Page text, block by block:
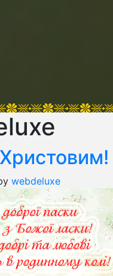
webdeluxe